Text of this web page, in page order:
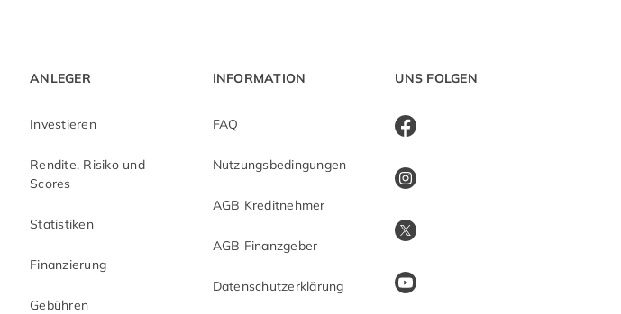
ANLEGER
Investieren
Rendite, Risiko und
Scores
Statistiken
Finanzierung
Gebühren
INFORMATION
FAQ
Nutzungsbedingungen
AGB Kreditnehmer
AGB Finanzgeber
Datenschutzerklärung
UNS FOLGEN